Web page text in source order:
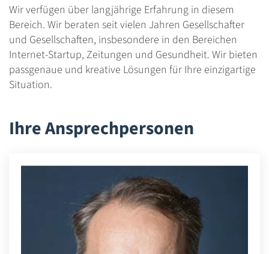
Wir verfügen über langjährige Erfahrung in diesem
Bereich. Wir beraten seit vielen Jahren Gesellschafter
und Gesellschaften, insbesondere in den Bereichen
Internet-Startup, Zeitungen und Gesundheit. Wir bieten
passgenaue und kreative Lösungen für Ihre einzigartige
Situation.
Ihre Ansprechpersonen